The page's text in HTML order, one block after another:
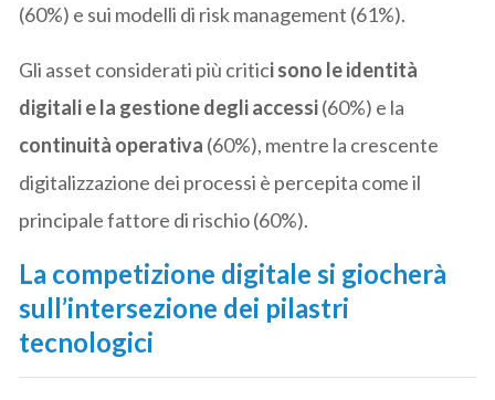
(60%) e sui modelli di risk management (61%).
Gli asset considerati più critici sono le identità
digitali e la gestione degli accessi(60%) e la
continuità operativa (60%), mentre la crescente
digitalizzazione dei processi è percepita come il
principale fattore di rischio (60%).
La competizione digitale si giocherà
sull’intersezione dei pilastri
tecnologici